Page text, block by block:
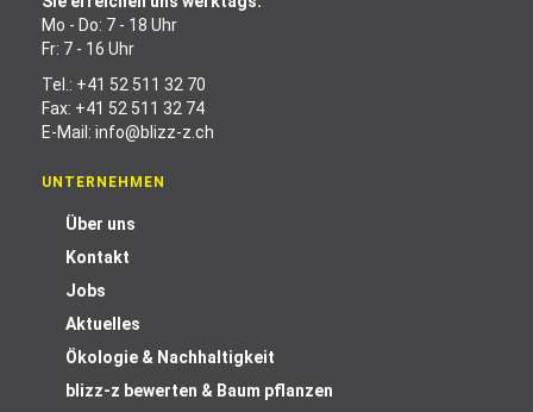
Mo - Do: 7 - 18 Uhr
Fr: 7 - 16 Uhr
Tel.: +41 52 511 32 70
Fax: +41 52 511 32 74
E-Mail: info@blizz-z.ch
UNTERNEHMEN
Über uns
Kontakt
Jobs
Aktuelles
Ökologie & Nachhaltigkeit
blizz-z bewerten & Baum pflanzen